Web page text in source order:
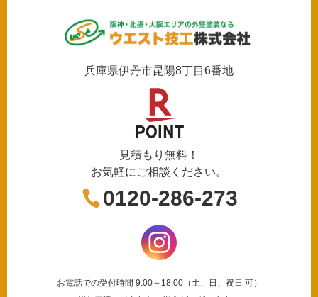
兵庫県伊丹市昆陽8丁目6番地
見積もり無料！
お気軽にご相談ください。
0120-286-273
お電話での受付時間 9:00～18:00（土、日、祝日 可）